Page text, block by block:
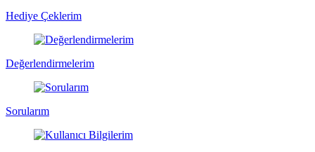
Hediye Çeklerim
Değerlendirmelerim
Sorularım